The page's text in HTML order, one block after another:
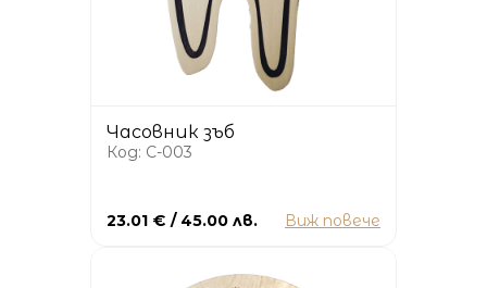
Часовник зъб
Код: C-003
23.01 € / 45.00 лв. Виж повече